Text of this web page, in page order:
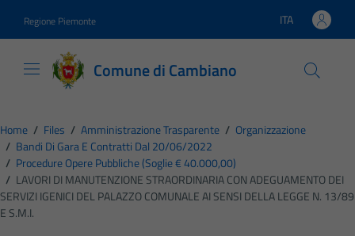
Regione Piemonte Lingua attiva:
ITA
Comune di Cambiano
Home / Files / Amministrazione Trasparente / Organizzazione
/ Bandi Di Gara E Contratti Dal 20/06/2022
/ Procedure Opere Pubbliche (soglie € 40.000,00)
/ LAVORI DI MANUTENZIONE STRAORDINARIA CON ADEGUAMENTO DEI
SERVIZI IGENICI DEL PALAZZO COMUNALE AI SENSI DELLA LEGGE N. 13/89
E S.M.I.